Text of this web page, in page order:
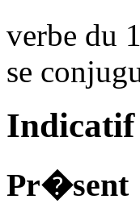
verbe du
se
Indicatif
Pr�sent